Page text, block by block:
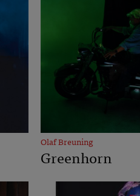
Olaf Breuning
Greenhorn